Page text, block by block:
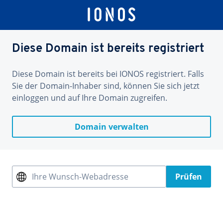
Diese Domain ist bereits registriert
Diese Domain ist bereits bei IONOS registriert. Falls
Sie der Domain-Inhaber sind, können Sie sich jetzt
einloggen und auf Ihre Domain zugreifen.
Domain verwalten
Ihre Wunsch-Webadresse Prüfen